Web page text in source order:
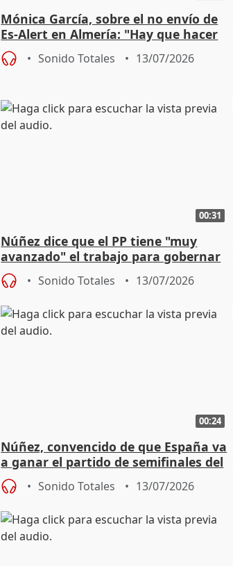
Mónica García, sobre el no envío de
Es-Alert en Almería: "Hay que hacer
una evaluación"
Sonido Totales 13/07/2026
00:31
Núñez dice que el PP tiene "muy
avanzado" el trabajo para gobernar
en las 5 capitales y Junta
Sonido Totales 13/07/2026
00:24
Núñez, convencido de que España va
a ganar el partido de semifinales del
Mundial
Sonido Totales 13/07/2026